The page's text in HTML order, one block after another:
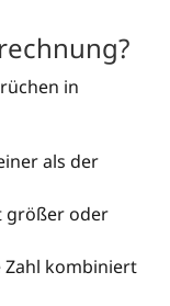
in
als der
größer oder
Zahl kombiniert